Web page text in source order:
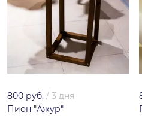
800 руб. / 3 дня
Пион "Ажур"